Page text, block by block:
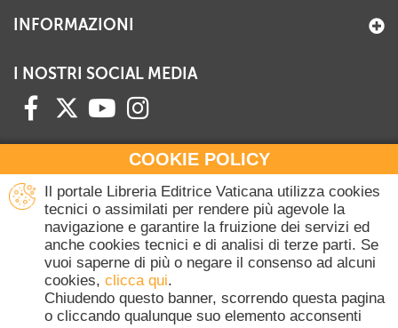
COOKIE POLICY
Il portale Libreria Editrice Vaticana utilizza cookies
tecnici o assimilati per rendere più agevole la
navigazione e garantire la fruizione dei servizi ed
anche cookies tecnici e di analisi di terze parti. Se
vuoi saperne di più o negare il consenso ad alcuni
cookies, clicca qui.
Chiudendo questo banner, scorrendo questa pagina
o cliccando qualunque suo elemento acconsenti
INFORMAZIONI
I NOSTRI SOCIAL MEDIA
HAI BISOGNO DI INFORMAZIONI?
Contattaci all'Ufficio Commerciale
+39 06 698 45780
Lunedì-Giovedì 8-16.30
Venerdì 8-14
(Escluse festività Vaticane)